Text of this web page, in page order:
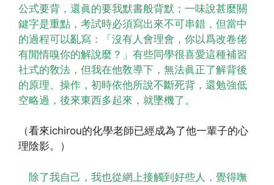
公式要背，還眞的要我默書般背默；一味說甚麼關
鍵字是重點，考試時必須寫出來不可串錯，但當中
的過程可以亂寫：「沒有人會理會，你以爲改卷佬
有閒情嗅你的解說麼？」有些同學很喜愛這種補習
社式的敎法，但我在他敎導下，無法眞正了解背後
的原理、操作，初時依他所說不斷死背，還勉強低
空略過，後來東西多起來，就墜機了。
（看來ichirou的化學老師已經成為了他一輩子的心
理陰影。）
除了我自己，我也從網上接觸到好些人，覺得嘸